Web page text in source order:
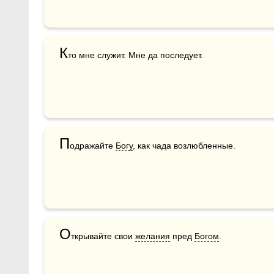
Кто мне служит. Мне да последует.
Подражайте Богу, как чада возлюбленные.
Открывайте свои желания пред Богом